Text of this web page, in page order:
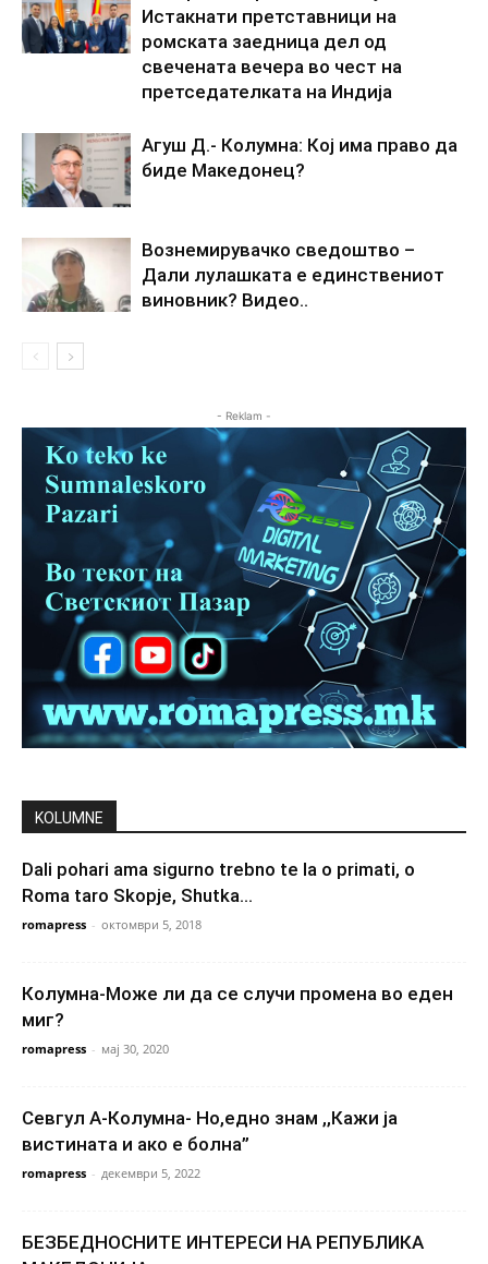
Истакнати претставници на
ромската заедница дел од
свечената вечера во чест на
претседателката на Индија
Агуш Д.- Колумна: Кој има право да
биде Македонец?
Вознемирувачко сведоштво –
Дали лулашката е единствениот
виновник? Видео..
- Reklam -
KOLUMNE
Dali pohari ama sigurno trebno te la o primati, o
Roma taro Skopje, Shutka...
romapress - октомври 5, 2018
Колумна-Може ли да се случи промена во еден
миг?
romapress - мај 30, 2020
Севгул А-Колумна- Но,едно знам ,,Кажи ја
вистината и ако е болна”
romapress - декември 5, 2022
БЕЗБЕДНОСНИТЕ ИНТЕРЕСИ НА РЕПУБЛИКА